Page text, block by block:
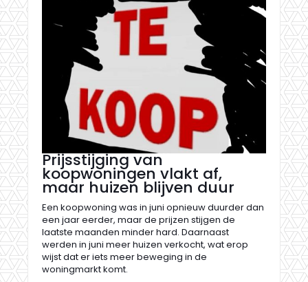
Prijsstijging van
koopwoningen vlakt af,
maar huizen blijven duur
Een koopwoning was in juni opnieuw duurder dan
een jaar eerder, maar de prijzen stijgen de
laatste maanden minder hard. Daarnaast
werden in juni meer huizen verkocht, wat erop
wijst dat er iets meer beweging in de
woningmarkt komt.